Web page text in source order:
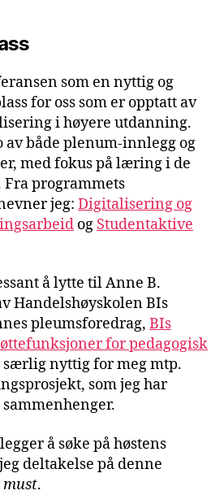
som en nyttig og
for oss som er opptatt av
i høyere utdanning.
av både plenum-innlegg og
med fokus på læring i de
programmets
jeg: Digitalisering og
og Studentaktive
å lytte til Anne B.
Handelshøyskolen BIs
pleumsforedrag, BIs
for pedagogisk
særlig nyttig for meg mtp.
som jeg har
å søke på høstens
deltakelse på denne
must.